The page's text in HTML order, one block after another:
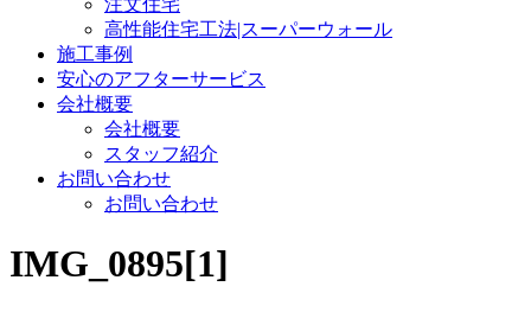
注文住宅
高性能住宅工法|スーパーウォール
施工事例
安心のアフターサービス
会社概要
会社概要
スタッフ紹介
お問い合わせ
お問い合わせ
IMG_0895[1]